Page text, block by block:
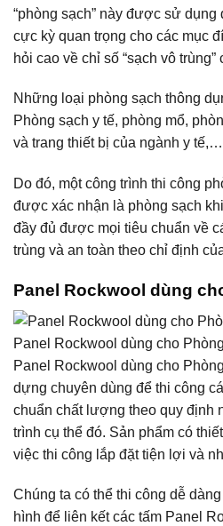
“phòng sạch” này được sử
cực kỳ quan trọng cho các mục
hỏi cao về chỉ số “sạch vô trùng”
Những loại phòng sạch thông
Phòng sạch y tế, phòng mổ,
và trang thiết bị của ngành y tế,…
Do đó, một công trình thi công
được xác nhận là phòng sạch
đầy đủ được mọi tiêu chuẩn về
trùng và an toàn theo chỉ định
Panel Rockwool dùng
Panel Rockwool dùng cho
Panel Rockwool dùng cho
dựng chuyên dùng để thi công
chuẩn chất lượng theo quy định
trình cụ thể đó. Sản phẩm có
việc thi công lắp đặt tiện lợi và
Chúng ta có thể thi công dễ
hình để liên kết các tấm Panel